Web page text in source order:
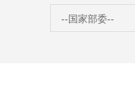
--国家部委--